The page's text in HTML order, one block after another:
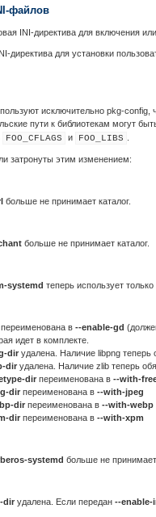
файлов
INI-директива для включения
директива для установки
исключительно pkg-config,
пути к библиотекам могут
FOO_CFLAGS и FOO_LIBS
затронуты этим изменением:
больше не принимает каталог.
больше не принимает каталог.
systemd теперь использует
переименована в --enable-gd
идет в комплекте.
dir удалена. Наличие libpng теперь
dir удалена. Наличие zlib теперь
dir переименована в --with-
dir переименована в --with-jpeg
dir переименована в --with-webp
dir переименована в --with-xpm
systemd больше не принимает
dir удалена. Если передан --enable-